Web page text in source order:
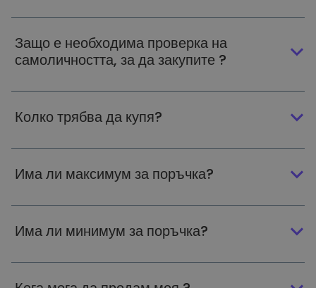
Защо е необходима проверка на
самоличността, за да закупите ?
Колко трябва да купя?
Има ли максимум за поръчка?
Има ли минимум за поръчка?